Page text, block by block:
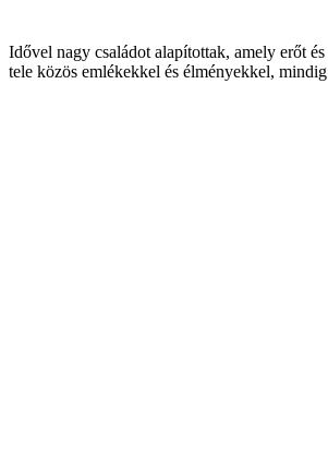
Idővel nagy családot alapítottak, amely erőt
tele közös emlékekkel és élményekkel,